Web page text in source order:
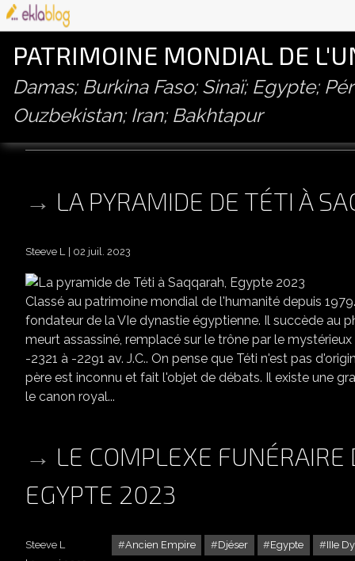
PATRIMOINE MONDIAL DE
Damas; Burkina Faso; Sinaï; Egypte;
Ouzbekistan; Iran; Bakhtapur
LA PYRAMIDE DE TÉTI À
Steeve L 02 juil. 2023
Classé au patrimoine mondial de l'humanité depuis
fondateur de la VIe dynastie égyptienne. Il succède au
meurt assassiné, remplacé sur le trône par le
-2321 à -2291 av. J.C.. On pense que Téti n'est pas
père est inconnu et fait l'objet de débats. Il existe une
le canon royal...
LE COMPLEXE FUNÉRAIRE
EGYPTE 2023
Ancien Empire Djéser Egypte IIIe
Steeve L